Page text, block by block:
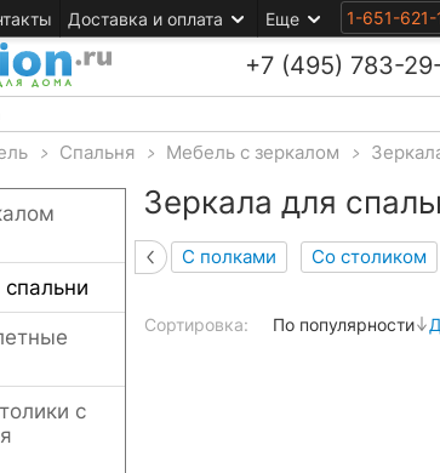
Доставка и оплата Еще 1-651-621-
+7 (495) 783-
> Спальня > Мебель с зеркалом >
с
Зеркала для
С полками Со столиком
Сортировка: По популярности